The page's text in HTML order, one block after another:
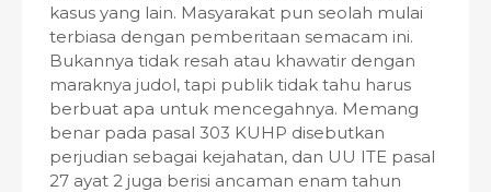
kasus yang lain. Masyarakat pun seolah mulai
terbiasa dengan pemberitaan semacam ini.
Bukannya tidak resah atau khawatir dengan
maraknya judol, tapi publik tidak tahu harus
berbuat apa untuk mencegahnya. Memang
benar pada pasal 303 KUHP disebutkan
perjudian sebagai kejahatan, dan UU ITE pasal
27 ayat 2 juga berisi ancaman enam tahun